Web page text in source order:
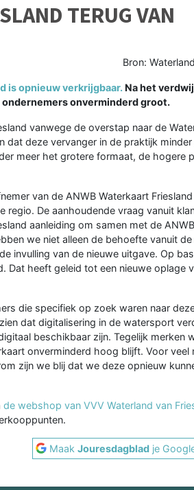
TERUG VAN
Bron:
is opnieuw verkrijgbaar. Na het
onverminderd groot.
vanwege de overstap naar de
dat deze vervanger in de praktijk
meer het grotere formaat, de hogere
van de ANWB Waterkaart Friesland
De aanhoudende vraag vanuit
aanleiding om samen met de
we niet alleen de behoefte vanuit
invulling van de nieuwe uitgave. Op
Dat heeft geleid tot een nieuwe oplage
die specifiek op zoek waren naar
dat digitalisering in de watersport
beschikbaar zijn. Tegelijk merken
onverminderd hoog blijft. Voor veel
zijn we blij dat we deze opnieuw
de webshop van VVV Waterland van
MaakJouresdagblad je